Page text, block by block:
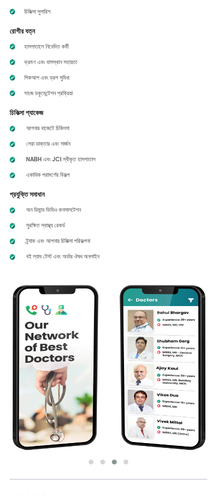
চিকিত্সা সুপারিশ
রোগীর যত্ন
হাসপাতালে নিবেদিত কর্মী
ভ্রমণ এবং বাসস্থান সহায়তা
পিকআপ এবং ড্রপ সুবিধা
সহজ ডকুমেন্টেশন প্রক্রিয়া
চিকিত্সা প্যাকেজ
আপনার বাজেটে চিকিৎসা
সেরা ডাক্তার এবং সার্জন
NABH এবং JCI স্বীকৃত হাসপাতাল
একাধিক পরামর্শের বিকল্প
প্রযুক্তি সমাধান
অন ডিমান্ড ভিডিও কনসালটেশন
সুরক্ষিত স্বাস্থ্য রেকর্ড
ট্র্যাক এবং আপনার চিকিত্সা পরিকল্পনা
বই ল্যাব টেস্ট এবং অর্ডার ঔষধ অনলাইন